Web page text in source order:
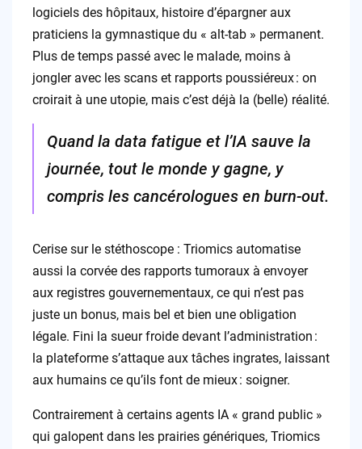
logiciels des hôpitaux, histoire d’épargner aux
praticiens la gymnastique du « alt-tab » permanent.
Plus de temps passé avec le malade, moins à
jongler avec les scans et rapports poussiéreux : on
croirait à une utopie, mais c’est déjà la (belle) réalité.
Quand la data fatigue et l’IA sauve la
journée, tout le monde y gagne, y
compris les cancérologues en burn-out.
Cerise sur le stéthoscope : Triomics automatise
aussi la corvée des rapports tumoraux à envoyer
aux registres gouvernementaux, ce qui n’est pas
juste un bonus, mais bel et bien une obligation
légale. Fini la sueur froide devant l’administration :
la plateforme s’attaque aux tâches ingrates, laissant
aux humains ce qu’ils font de mieux : soigner.
Contrairement à certains agents IA « grand public »
qui galopent dans les prairies génériques, Triomics